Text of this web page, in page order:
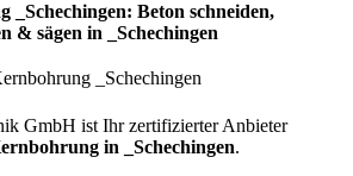
_Schechingen: Beton schneiden,
& sägen in _Schechingen
GmbH ist Ihr zertifizierter Anbieter
in _Schechingen.